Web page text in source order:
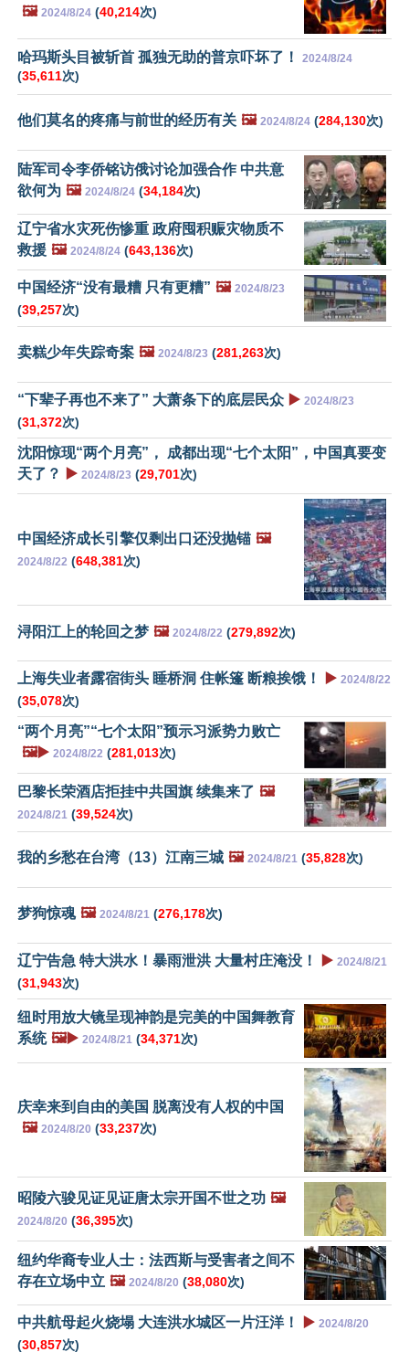
🖼️ 2024/8/24 (40,214次)
哈玛斯头目被斩首 孤独无助的普京吓坏了！ 2024/8/24
(35,611次)
他们莫名的疼痛与前世的经历有关 🖼️ 2024/8/24 (284,130次)
陆军司令李侨铭访俄讨论加强合作 中共意
欲何为 🖼️ 2024/8/24 (34,184次)
辽宁省水灾死伤惨重 政府囤积赈灾物质不
救援 🖼️ 2024/8/24 (643,136次)
中国经济“没有最糟 只有更糟” 🖼️ 2024/8/23
(39,257次)
卖糕少年失踪奇案 🖼️ 2024/8/23 (281,263次)
“下辈子再也不来了” 大萧条下的底层民众 ▶️ 2024/8/23
(31,372次)
沈阳惊现“两个月亮”， 成都出现“七个太阳”，中国真要变
天了？
▶️ 2024/8/23 (29,701次)
中国经济成长引擎仅剩出口还没抛锚 🖼️
2024/8/22 (648,381次)
浔阳江上的轮回之梦 🖼️ 2024/8/22 (279,892次)
上海失业者露宿街头 睡桥洞 住帐篷 断粮挨饿！ ▶️ 2024/8/22
(35,078次)
“两个月亮”“七个太阳”预示习派势力败亡
🖼️▶️ 2024/8/22 (281,013次)
巴黎长荣酒店拒挂中共国旗 续集来了 🖼️
2024/8/21 (39,524次)
我的乡愁在台湾（13）江南三城 🖼️ 2024/8/21 (35,828次)
梦狗惊魂 🖼️ 2024/8/21 (276,178次)
辽宁告急 特大洪水！暴雨泄洪 大量村庄淹没！ ▶️ 2024/8/21
(31,943次)
纽时用放大镜呈现神韵是完美的中国舞教育
系统 🖼️▶️ 2024/8/21 (34,371次)
庆幸来到自由的美国 脱离没有人权的中国
🖼️ 2024/8/20 (33,237次)
昭陵六骏见证见证唐太宗开国不世之功 🖼️
2024/8/20 (36,395次)
纽约华裔专业人士：法西斯与受害者之间不
存在立场中立 🖼️ 2024/8/20 (38,080次)
中共航母起火烧塌 大连洪水城区一片汪洋！ ▶️ 2024/8/20
(30,857次)